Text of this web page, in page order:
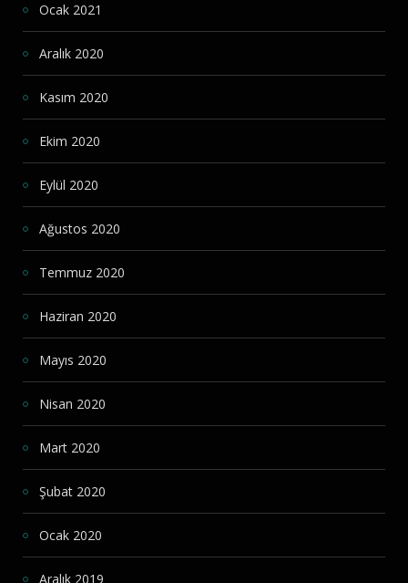
Ocak 2021
Aralık 2020
Kasım 2020
Ekim 2020
Eylül 2020
Ağustos 2020
Temmuz 2020
Haziran 2020
Mayıs 2020
Nisan 2020
Mart 2020
Şubat 2020
Ocak 2020
Aralık 2019